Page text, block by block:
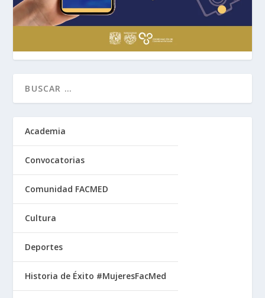
Academia
Convocatorias
Comunidad FACMED
Cultura
Deportes
Historia de Éxito #MujeresFacMed